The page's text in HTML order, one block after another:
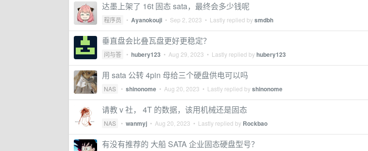
达墨上架了 16t 固态 sata，最终会多少钱呢
程序员 • Ayanokouji • Sep 2, 2023 • Lastly replied bysmdbh
垂直盘会比叠瓦盘更好更稳定？
问与答 • hubery123 • Aug 29, 2023 • Lastly replied byhubery123
用 sata 公转 4pin 母给三个硬盘供电可以吗
NAS • shinonome • Aug 20, 2023 • Lastly replied byshinonome
请教 v 社， 4T 的数据，该用机械还是固态
NAS • wanmyj • Aug 20, 2023 • Lastly replied by Rockbao
有没有推荐的 大船 SATA 企业固态硬盘型号？